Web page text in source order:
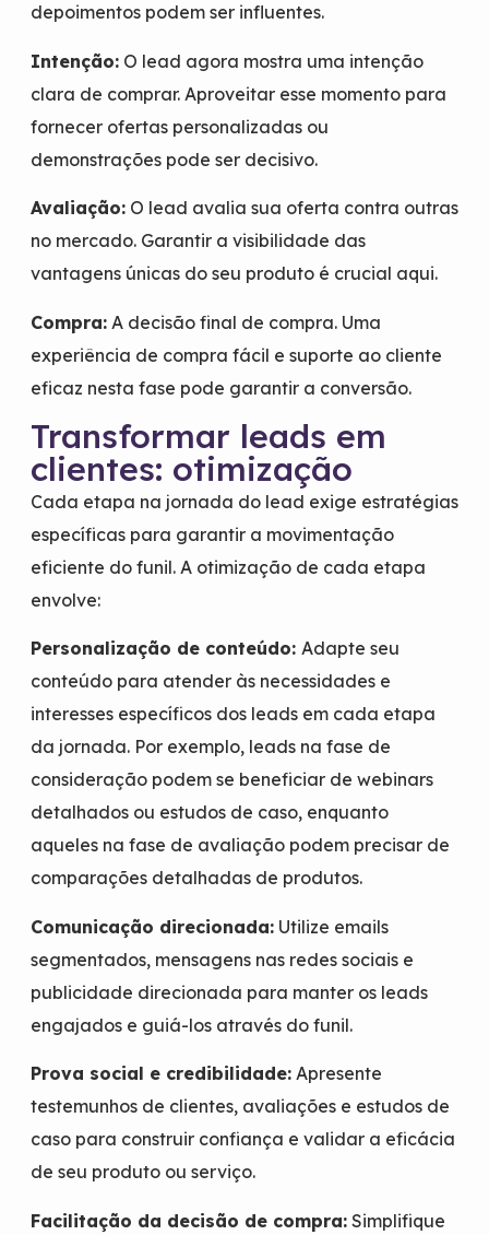
depoimentos podem ser influentes.
Intenção:O lead agora mostra uma intenção
clara de comprar. Aproveitar esse momento para
fornecer ofertas personalizadas ou
demonstrações pode ser decisivo.
Avaliação:O lead avalia sua oferta contra outras
no mercado. Garantir a visibilidade das
vantagens únicas do seu produto é crucial aqui.
Compra:A decisão final de compra. Uma
experiência de compra fácil e suporte ao cliente
eficaz nesta fase pode garantir a conversão.
Transformar leads em
clientes: otimização
Cada etapa na jornada do lead exige estratégias
específicas para garantir a movimentação
eficiente do funil. A otimização de cada etapa
envolve:
Personalização de conteúdo: Adapte seu
conteúdo para atender às necessidades e
interesses específicos dos leads em cada etapa
da jornada. Por exemplo, leads na fase de
consideração podem se beneficiar de webinars
detalhados ou estudos de caso, enquanto
aqueles na fase de avaliação podem precisar de
comparações detalhadas de produtos.
Comunicação direcionada:Utilize emails
segmentados, mensagens nas redes sociais e
publicidade direcionada para manter os leads
engajados e guiá-los através do funil.
Prova social e credibilidade:Apresente
testemunhos de clientes, avaliações e estudos de
caso para construir confiança e validar a eficácia
de seu produto ou serviço.
Facilitação da decisão de compra:Simplifique